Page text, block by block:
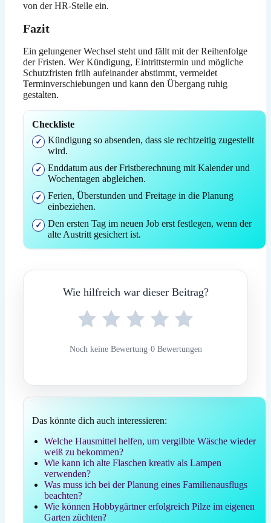
von der HR-Stelle ein.
Fazit
Ein gelungener Wechsel steht und fällt mit der Reihenfolge
der Fristen. Wer Kündigung, Eintrittstermin und mögliche
Schutzfristen früh aufeinander abstimmt, vermeidet
Terminverschiebungen und kann den Übergang ruhig
gestalten.
Checkliste
Kündigung so absenden, dass sie rechtzeitig zugestellt
wird.
Enddatum aus der Fristberechnung mit Kalender und
Wochentagen abgleichen.
Ferien, Überstunden und Freitage in die Planung
einbeziehen.
Den ersten Tag im neuen Job erst festlegen, wenn der
alte Austritt gesichert ist.
Wie hilfreich war dieser Beitrag?
Noch keine Bewertung·0 Bewertungen
Das könnte dich auch interessieren:
Welche Hausmittel helfen, um vergilbte Wäsche wieder
weiß zu bekommen?
Wie kann ich alte Flaschen kreativ als Lampen
verwenden?
Was muss ich bei der Planung eines Familienausflugs
beachten?
Wie können Hobbygärtner erfolgreich Pilze im eigenen
Garten züchten?